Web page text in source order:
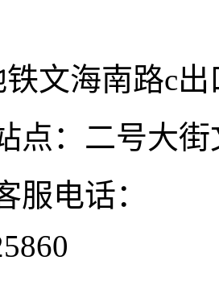
文海南路c出
点：二号大
服电话：